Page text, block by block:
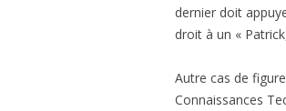
dernier doit
droit à un «
Autre cas de
Connaissances